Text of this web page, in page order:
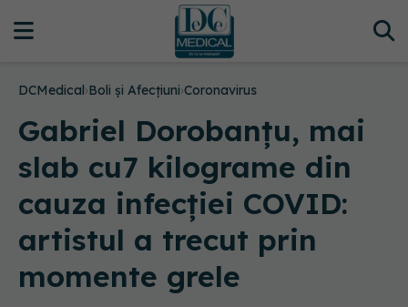
DCMedical›Boli și Afecțiuni›Coronavirus
Gabriel Dorobanțu, mai
slab cu7 kilograme din
cauza infecției COVID:
artistul a trecut prin
momente grele